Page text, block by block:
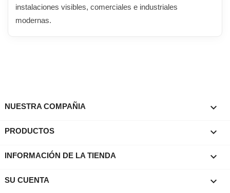
instalaciones visibles, comerciales e industriales
modernas.
NUESTRA COMPAÑIA 
PRODUCTOS 
INFORMACIÓN DE LA TIENDA keyboard_arrow_down
SU CUENTA 